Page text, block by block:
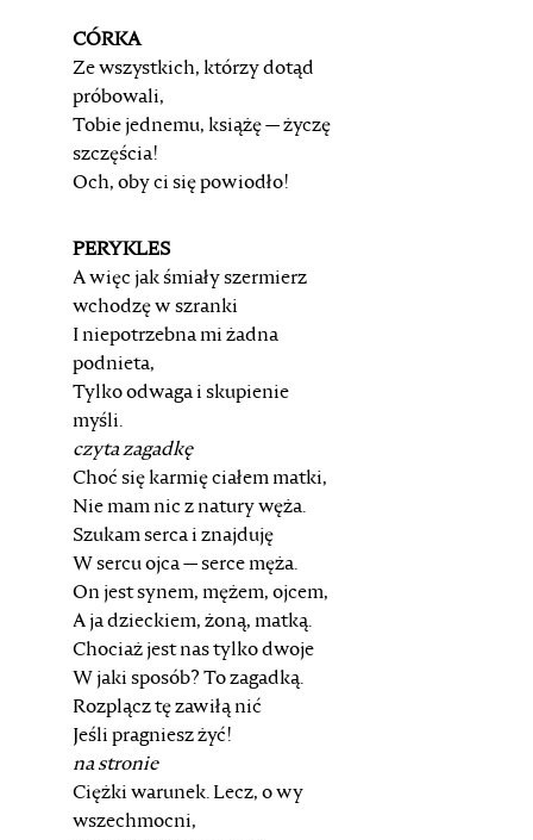
CÓRKA
Ze wszystkich, którzy dotąd
próbowali,
Tobie jednemu, książę — życzę
szczęścia!
Och, oby ci się powiodło!
PERYKLES
A więc jak śmiały szermierz
wchodzę w szranki
I niepotrzebna mi żadna
podnieta,
Tylko odwaga i skupienie
myśli.
czyta zagadkę
Choć się karmię ciałem matki,
Nie mam nic z natury węża.
Szukam serca i znajduję
W sercu ojca — serce męża.
On jest synem, mężem, ojcem,
A ja dzieckiem, żoną, matką.
Chociaż jest nas tylko dwoje
W jaki sposób? To zagadką.
Rozplącz tę zawiłą nić
Jeśli pragniesz żyć!
na stronie
Ciężki warunek. Lecz, o wy
wszechmocni,